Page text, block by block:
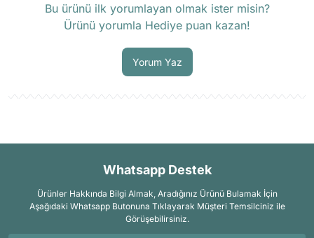
Bu ürünü ilk yorumlayan olmak ister misin?
Ürünü yorumla Hediye puan kazan!
Yorum Yaz
Whatsapp Destek
Ürünler Hakkında Bilgi Almak, Aradığınız Ürünü Bulamak İçin
Aşağıdaki Whatsapp Butonuna Tıklayarak Müşteri Temsilciniz ile
Görüşebilirsiniz.